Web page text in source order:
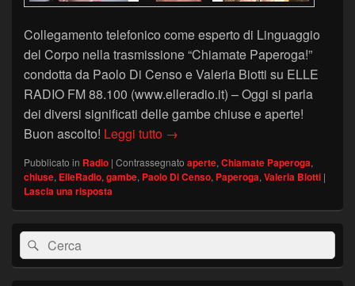
Collegamento telefonico come esperto di Linguaggio
del Corpo nella trasmissione “Chiamate Paperoga!”
condotta da Paolo Di Censo e Valeria Biotti su ELLE
RADIO FM 88.100 (www.elleradio.it) – Oggi si parla
dei diversi significati delle gambe chiuse e aperte!
Buon ascolto! Leggi tutto GAMBE CHIUSE O APERTE –
→
Pubblicato in Radio | Contrassegnato aperte, Chiamate Paperoga,
chiuse, ElleRadio, gambe, Paolo Di Censo, Paperoga, Valeria Biotti |
Lascia una risposta
Area
widget
barra
Cerca:Cerca